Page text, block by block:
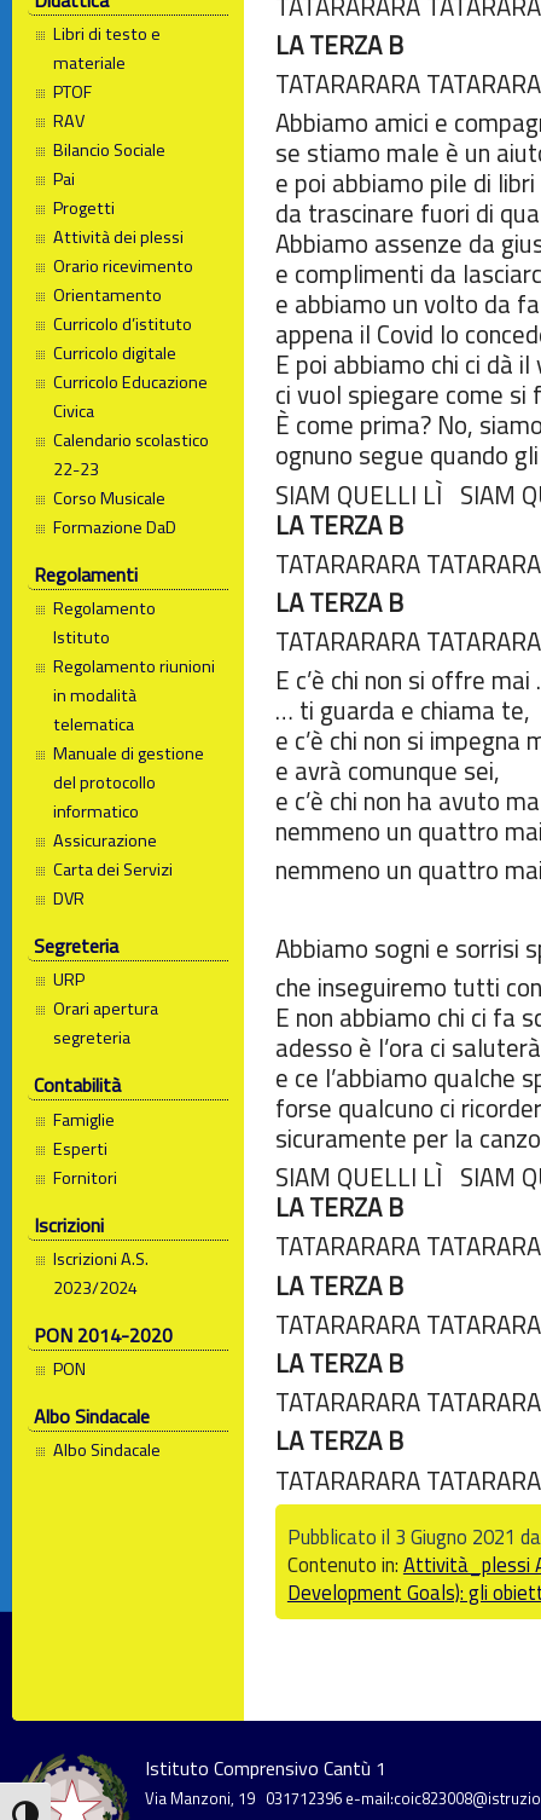
Libri di testo e
materiale
PTOF
RAV
Bilancio Sociale
Pai
Progetti
Attività dei plessi
Orario ricevimento
Orientamento
Curricolo d’istituto
Curricolo digitale
Curricolo Educazione
Civica
Calendario scolastico
22-23
Corso Musicale
Formazione DaD
Regolamenti
Regolamento
Istituto
Regolamento riunioni
in modalità
telematica
Manuale di gestione
del protocollo
informatico
Assicurazione
Carta dei Servizi
DVR
Segreteria
URP
Orari apertura
segreteria
Contabilità
Famiglie
Esperti
Fornitori
Iscrizioni
Iscrizioni A.S.
2023/2024
PON 2014-2020
PON
Albo Sindacale
Albo Sindacale
LA TERZA B
TATARARARA
Abbiamo amici e
se stiamo male è un
e poi abbiamo pile di libri
da trascinare fuori di
Abbiamo assenze da
e complimenti da
e abbiamo un volto da
appena il Covid lo
E poi abbiamo chi ci dà
ci vuol spiegare come si
È come prima? No,
ognuno segue quando
SIAM QUELLI LÌ SIAM
LA TERZA B
TATARARARA
LA TERZA B
TATARARARA
E c’è chi non si offre
… ti guarda e chiama te,
e c’è chi non si impegna
e avrà comunque sei,
e c’è chi non ha avuto
nemmeno un quattro
nemmeno un quattro
Abbiamo sogni e sorrisi
che inseguiremo tutti
E non abbiamo chi ci fa
adesso è l’ora ci
e ce l’abbiamo qualche
forse qualcuno ci
sicuramente per la
SIAM QUELLI LÌ SIAM
LA TERZA B
TATARARARA
LA TERZA B
TATARARARA
LA TERZA B
TATARARARA
LA TERZA B
TATARARARA
Pubblicato il 3 Giugno 2021
Contenuto in: Attività_plessi
Development Goals): gli
Istituto Comprensivo Cantù 1
Via Manzoni, 19 031712396 e-